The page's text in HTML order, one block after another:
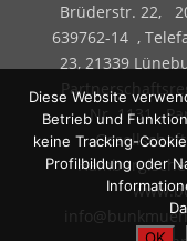
Brüderstr. 22,
639762-14 ,
23, 21339
Nr. 1131
Diese Website
Betrieb und
keine Tracking-
Profilbildung oder